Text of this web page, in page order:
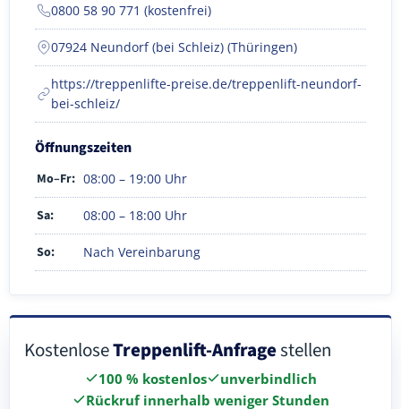
0800 58 90 771 (kostenfrei)
07924 Neundorf (bei Schleiz) (Thüringen)
https://treppenlifte-preise.de/treppenlift-neundorf-
bei-schleiz/
Öffnungszeiten
Mo–Fr: 08:00 – 19:00 Uhr
Sa: 08:00 – 18:00 Uhr
So: Nach Vereinbarung
KostenloseTreppenlift-Anfragestellen
100 % kostenlos
unverbindlich
Rückruf innerhalb weniger Stunden